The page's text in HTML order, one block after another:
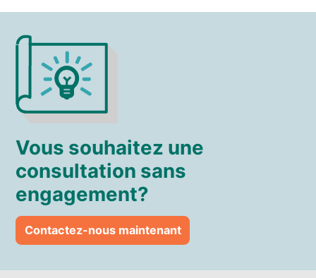
Vous souhaitez une
consultation sans
engagement?
Contactez-nous maintenant